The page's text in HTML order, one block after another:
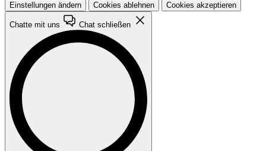
Einstellungen ändern Cookies ablehnen Cookies akzeptieren
Chatte mit uns Chat schließen